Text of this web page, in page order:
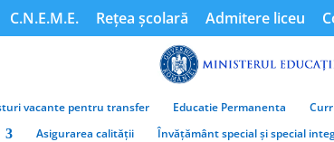
C.N.E.M.E. Rețea școlară Admitere liceu
vacante pentru transfer Educatie Permanenta
Asigurarea calității Învățământ special și special